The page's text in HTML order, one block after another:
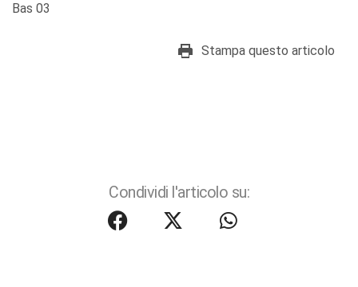
Bas 03
Stampa questo articolo
Condividi l'articolo su: